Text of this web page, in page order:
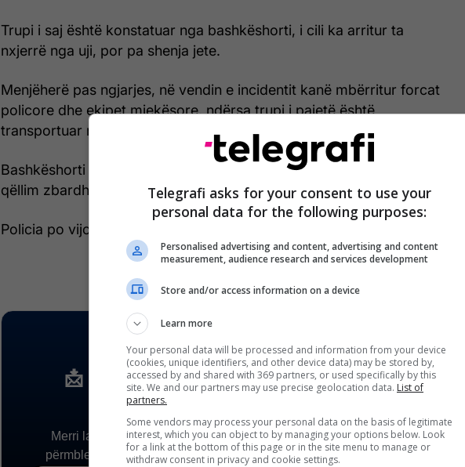
Trupi i saj është konstatuar nga bashkëshorti, i cili ka arritur ta
nxjerrë nga uji, por pa shenja jete.
Menjëherë pas ngjarjes, në vendin e incidentit kanë mbërritur forcat
policore dhe ekipet mjekësore, ndërsa trupi i pajetë është
transportuar në morg për ekzaminime të mëtejshme mjeko-ligjore.
Bashkëshorti i viktimës është marrë në pyetje nga grupi hetimor, me
qëllim zbardhjen e plotë të rrethanave të kësaj ngjarjeje tragjike.
Policia po vijon hetimet për të përcaktuar shkaqet e sakta të rastit.
Telegrafi asks for your consent to use your
personal data for the following purposes:
Personalised advertising and content, advertising and content
measurement, audience research and services development
Store and/or access information on a device
Learn more
Your personal data will be processed and information from your device
(cookies, unique identifiers, and other device data) may be stored by,
accessed by and shared with 369 partners, or used specifically by this
site. We and our partners may use precise geolocation data. List of
partners.
Some vendors may process your personal data on the basis of legitimate
interest, which you can object to by managing your options below. Look
for a link at the bottom of this page or in the site menu to manage or
withdraw consent in privacy and cookie settings.